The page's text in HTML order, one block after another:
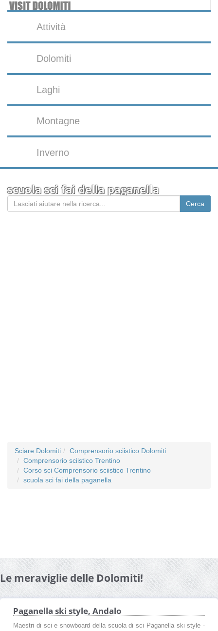
Attività
Dolomiti
Laghi
Montagne
Inverno
scuola sci fai della paganella
Sciare Dolomiti
Comprensorio sciistico Dolomiti
Comprensorio sciistico Trentino
Corso sci Comprensorio sciistico Trentino
scuola sci fai della paganella
Le meraviglie delle Dolomiti!
Paganella ski style, Andalo
Maestri di sci e snowboard della scuola di sci Paganella ski style -